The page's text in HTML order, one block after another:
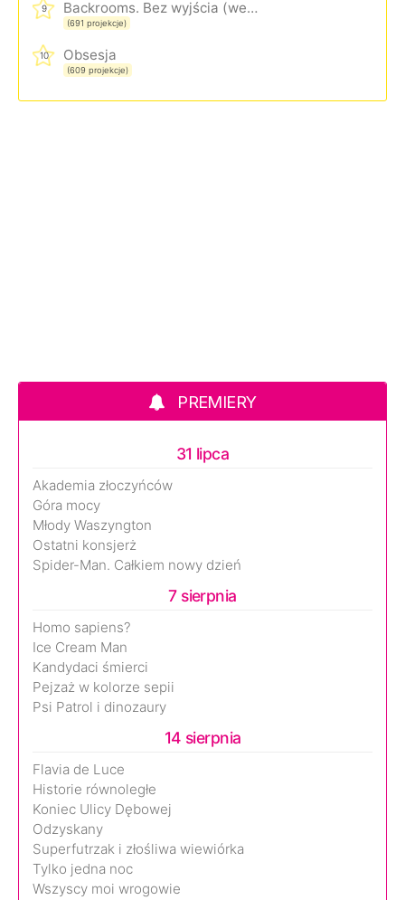
9 Backrooms. Bez wyjścia (wersja rozszerzona)
(691 projekcje)
10 Obsesja
(609 projekcje)
PREMIERY
31 lipca
Akademia złoczyńców
Góra mocy
Młody Waszyngton
Ostatni konsjerż
Spider-Man. Całkiem nowy dzień
7 sierpnia
Homo sapiens?
Ice Cream Man
Kandydaci śmierci
Pejzaż w kolorze sepii
Psi Patrol i dinozaury
14 sierpnia
Flavia de Luce
Historie równoległe
Koniec Ulicy Dębowej
Odzyskany
Superfutrzak i złośliwa wiewiórka
Tylko jedna noc
Wszyscy moi wrogowie